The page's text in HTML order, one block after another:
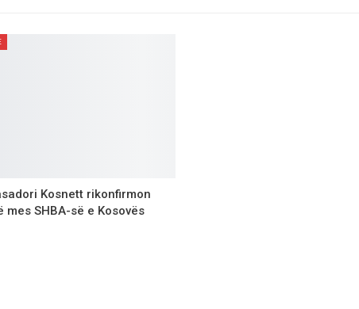
Kosnett rikonfirmon
mes SHBA-sё e Kosovёs